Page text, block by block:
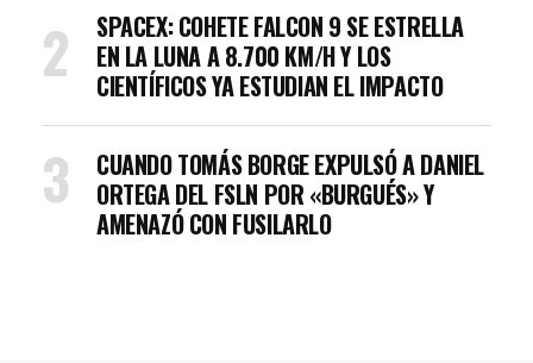
SPACEX: COHETE FALCON 9 SE ESTRELLA
EN LA LUNA A 8.700 KM/H Y LOS
CIENTÍFICOS YA ESTUDIAN EL IMPACTO
CUANDO TOMÁS BORGE EXPULSÓ A DANIEL
ORTEGA DEL FSLN POR «BURGUÉS» Y
AMENAZÓ CON FUSILARLO